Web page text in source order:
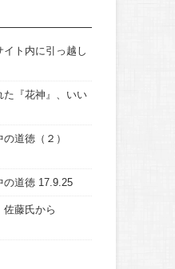
ト内に引っ越し
た『花神』、いい
道徳（２）
の道徳 17.9.25
佐藤氏から